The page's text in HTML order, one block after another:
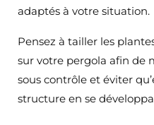
adaptés à votre situation.
Pensez à tailler les
sur votre pergola afin de
sous contrôle et éviter
structure en se